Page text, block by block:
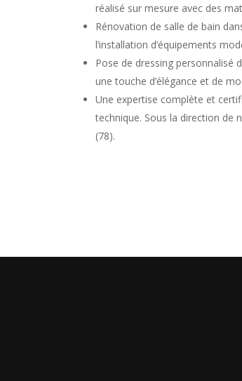
réalisé sur mesure avec des
Rénovation de salle de bain
l’installation d’équipements
Pose de dressing personnalisé
une touche d’élégance et de
Une expertise complète et
technique. Sous la direction de
(78).